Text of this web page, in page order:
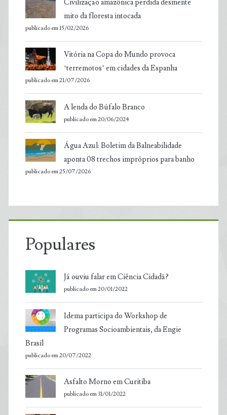
Civilização amazônica perdida desmente
mito da floresta intocada
publicado em 15/02/2026
Vitória na Copa do Mundo provoca
‘terremotos’ em cidades da Espanha
publicado em 21/07/2026
A lenda do Búfalo Branco
publicado em 20/06/2024
Água Azul: Boletim da Balneabilidade
aponta 08 trechos impróprios para banho
publicado em 25/07/2026
Populares
Já ouviu falar em Ciência Cidadã?
publicado em 20/01/2022
Idema participa do Workshop de
Programas Socioambientais, da Engie
Brasil
publicado em 20/07/2022
Asfalto Morno em Curitiba
publicado em 31/01/2022